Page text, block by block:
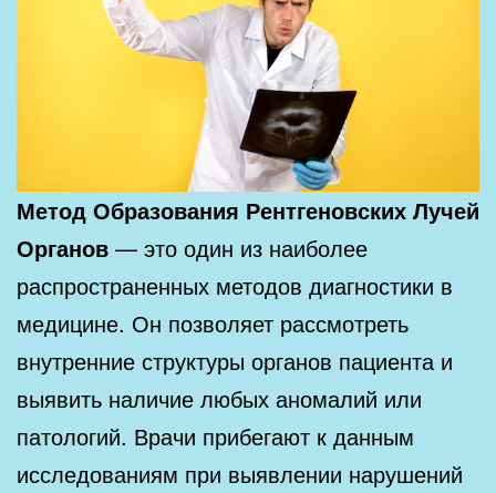
Метод Образования Рентгеновских Лучей
Органов — это один из наиболее
распространенных методов диагностики в
медицине. Он позволяет рассмотреть
внутренние структуры органов пациента и
выявить наличие любых аномалий или
патологий. Врачи прибегают к данным
исследованиям при выявлении нарушений